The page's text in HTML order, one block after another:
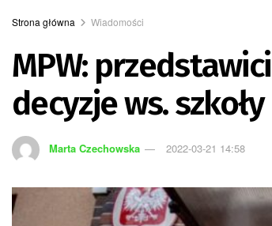
Strona główna Wiadomości
MPW:
decyzje ws. szkoły
Marta Czechowska 2022-03-21 14:58